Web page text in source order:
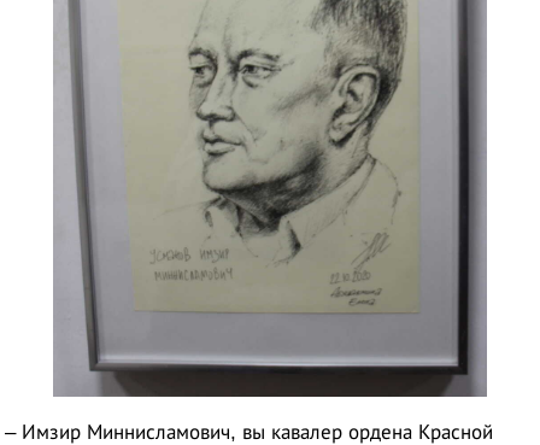
– Имзир Миннисламович, вы кавалер ордена Красной